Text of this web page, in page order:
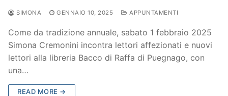
SIMONA GENNAIO 10, 2025 APPUNTAMENTI
Come da tradizione annuale, sabato 1 febbraio 2025
Simona Cremonini incontra lettori affezionati e nuovi
lettori alla libreria Bacco di Raffa di Puegnago, con
una…
READ MORE →